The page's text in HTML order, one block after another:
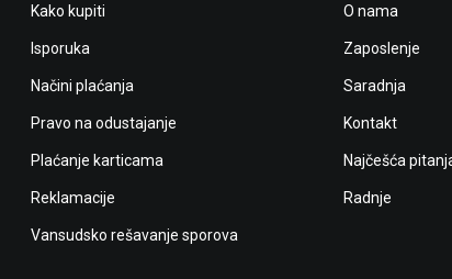
Kako kupiti
Isporuka
Načini plaćanja
Pravo na odustajanje
Plaćanje karticama
Reklamacije
Vansudsko rešavanje sporova
O nama
Zaposlenje
Saradnja
Kontakt
Najčešća
Radnje